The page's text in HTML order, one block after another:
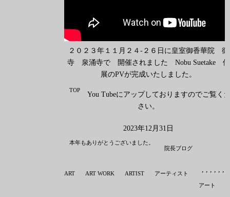
２０２３年１１月２４-２６日に皇室御香華院 御
寺 泉涌寺で 開催されました Nobu Suetake 個
展のPVが完成いたしました。
TOP
You Tubeにアップしておりますのでご覧く
さい。
2023年12月31日
本年もありがとうございました。
院長ブログ
ART ,
ART WORK ,
ARTIST ,
アーティスト ,
アート
, ,